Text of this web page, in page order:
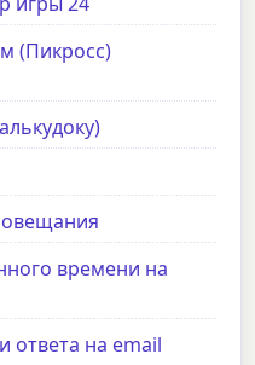
(Пикросс)
времени на
ответа на email